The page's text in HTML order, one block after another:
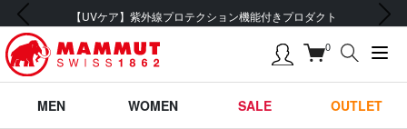
会員登録で【5,500円 (税込) 以上 送料無料】
前の画像 次の画像
0
MEN WOMEN SALE OUTLET